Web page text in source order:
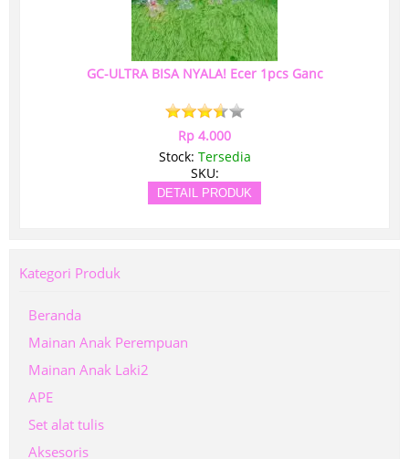
GC-ULTRA BISA NYALA! Ecer 1pcs Ganc
Rp 4.000
Stock: Tersedia
SKU:
DETAIL PRODUK
Kategori Produk
Beranda
Mainan Anak Perempuan
Mainan Anak Laki2
APE
Set alat tulis
Aksesoris